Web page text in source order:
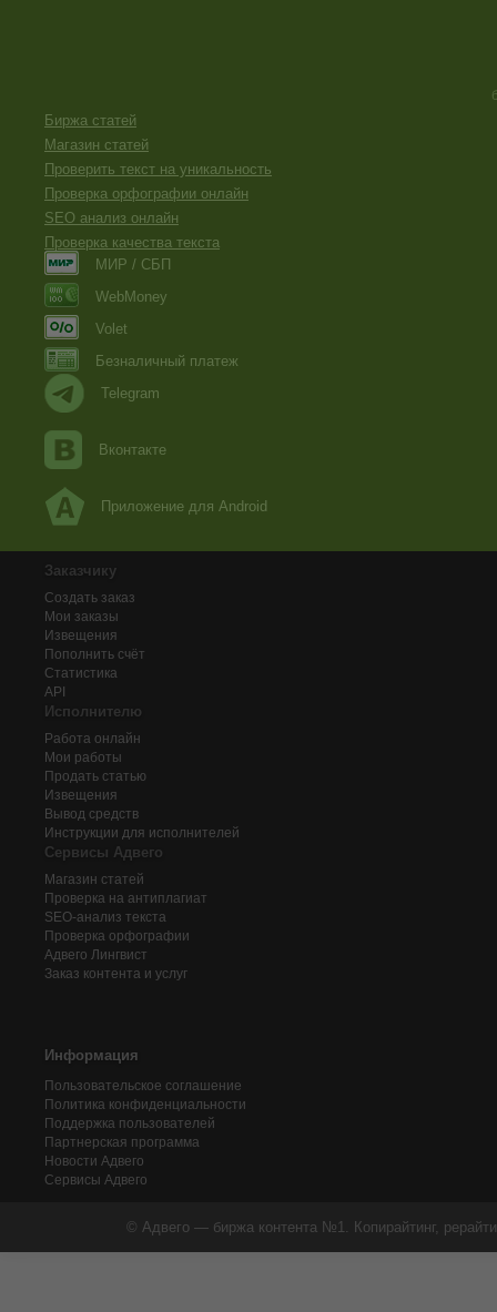
Биржа статей
Магазин статей
Проверить текст на уникальность
Проверка орфографии онлайн
SEO анализ онлайн
Проверка качества текста
МИР / СБП
WebMoney
Volet
Безналичный платеж
Telegram
Вконтакте
Приложение для Android
Заказчику
Создать заказ
Мои заказы
Извещения
Пополнить счёт
Статистика
API
Исполнителю
Работа онлайн
Мои работы
Продать статью
Извещения
Вывод средств
Инструкции для исполнителей
Сервисы Адвего
Магазин статей
Проверка на антиплагиат
SEO-анализ текста
Проверка орфографии
Адвего Лингвист
Заказ контента и услуг
Информация
Пользовательское соглашение
Политика конфиденциальности
Поддержка пользователей
Партнерская программа
Новости Адвего
Сервисы Адвего
© Адвего — биржа контента №1. Копирайтинг,